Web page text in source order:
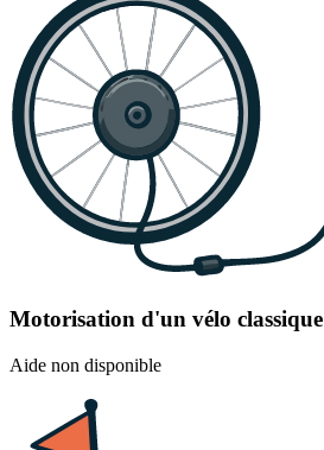
Motorisation d'un vélo classique
Aide non disponible